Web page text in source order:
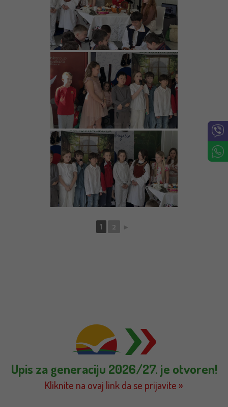
1 2 ►
Upis za generaciju 2026/27. je otvoren!
Kliknite na ovaj link da se prijavite »